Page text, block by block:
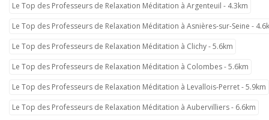
Le Top des Professeurs de Relaxation Méditation à Argenteuil - 4.3km
Le Top des Professeurs de Relaxation Méditation à Asnières-sur-Seine -
Le Top des Professeurs de Relaxation Méditation à Clichy - 5.6km
Le Top des Professeurs de Relaxation Méditation à Colombes - 5.6km
Le Top des Professeurs de Relaxation Méditation à Levallois-Perret - 5.9km
Le Top des Professeurs de Relaxation Méditation à Aubervilliers - 6.6km